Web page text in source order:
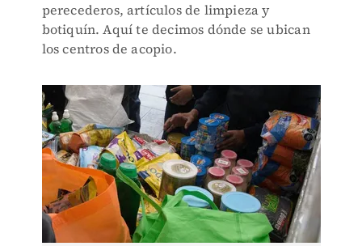
perecederos, artículos de limpieza y
botiquín. Aquí te decimos dónde se ubican
los centros de acopio.